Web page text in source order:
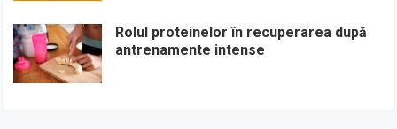
Rolul proteinelor în recuperarea după
antrenamente intense